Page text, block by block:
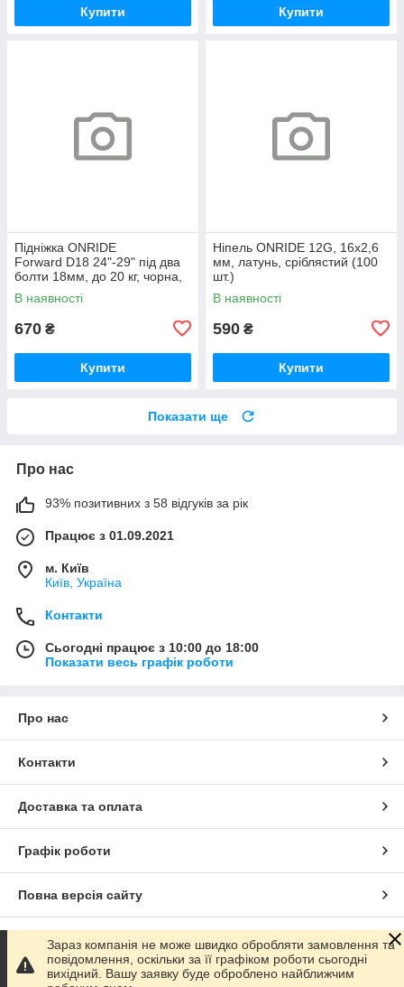
Купити Купити
Підніжка ONRIDE
Forward D18 24"-29" під два
болти 18мм, до 20 кг, чорна,
polybag
В наявності
670 ₴
Купити
Ніпель ONRIDE 12G, 16x2,6
мм, латунь, сріблястий (100
шт.)
В наявності
590 ₴
Купити
Показати ще
Про нас
93% позитивних з 58 відгуків за рік
Працює з 01.09.2021
м. Київ
Київ, Україна
Контакти
Сьогодні працює з 10:00 до 18:00
Показати весь графік роботи
Про нас
Контакти
Доставка та оплата
Графік роботи
Повна версія сайту
Сайт створено на маркетплейсі Prom.ua
Політика конфіденційності
Зараз компанія не може швидко обробляти замовлення та
повідомлення, оскільки за її графіком роботи сьогодні
вихідний. Вашу заявку буде оброблено найближчим